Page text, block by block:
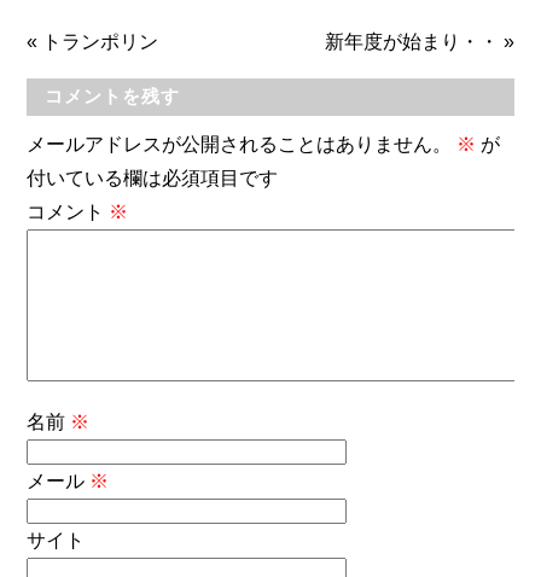
« トランポリン 新年度が始まり・・ »
コメントを残す
メールアドレスが公開されることはありません。 ※ が
付いている欄は必須項目です
コメント ※
名前 ※
メール ※
サイト